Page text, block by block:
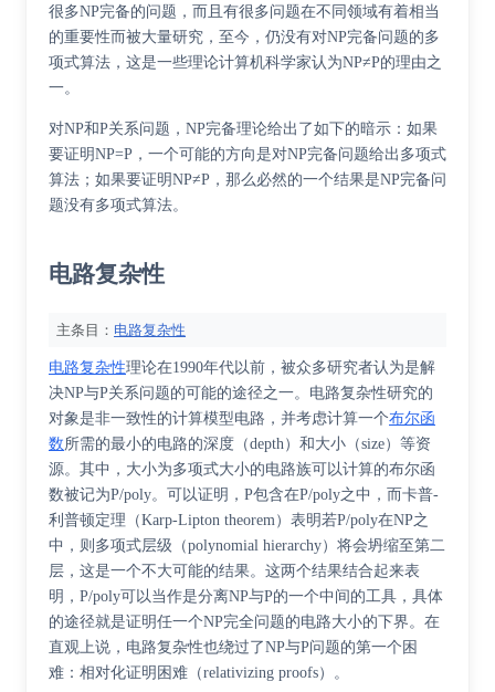
很多NP完备的问题，而且有很多问题在不同领域有着相当
的重要性而被大量研究，至今，仍没有对NP完备问题的多
项式算法，这是一些理论计算机科学家认为NP≠P的理由之
一。
对NP和P关系问题，NP完备理论给出了如下的暗示：如果
要证明NP=P，一个可能的方向是对NP完备问题给出多项式
算法；如果要证明NP≠P，那么必然的一个结果是NP完备问
题没有多项式算法。
电路复杂性
主条目： 电路复杂性
电路复杂性理论在1990年代以前，被众多研究者认为是解
决NP与P关系问题的可能的途径之一。电路复杂性研究的
对象是非一致性的计算模型电路 ，并考虑计算一个布尔函
数所需的最小的电路的深度（depth）和大小（size）等资
源。其中，大小为多项式大小的电路族可以计算的布尔函
数被记为P/poly。可以证明，P包含在P/poly之中，而卡普-
利普顿定理 （Karp-Lipton theorem）表明若P/poly在NP之
中，则 多项式层级 （polynomial hierarchy）将会坍缩至第二
层，这是一个不大可能的结果。这两个结果结合起来表
明，P/poly可以当作是分离NP与P的一个中间的工具，具体
的途径就是证明任一个NP完全问题的电路大小的下界。在
直观上说，电路复杂性也绕过了NP与P问题的第一个困
难： 相对化证明困难 （relativizing proofs）。